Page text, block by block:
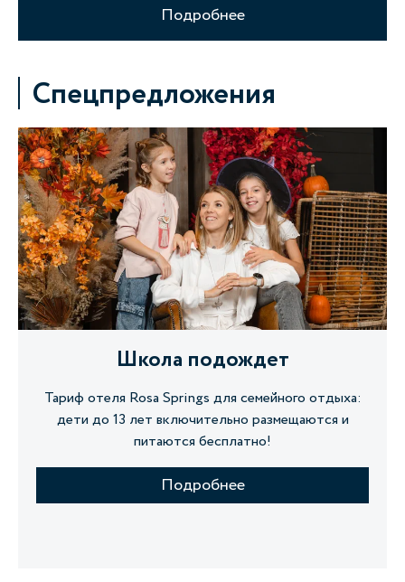
Подробнее
Спецпредложения
Школа подождет
Тариф отеля Rosa Springs для семейного отдыха:
дети до 13 лет включительно размещаются и
питаются бесплатно!
Подробнее